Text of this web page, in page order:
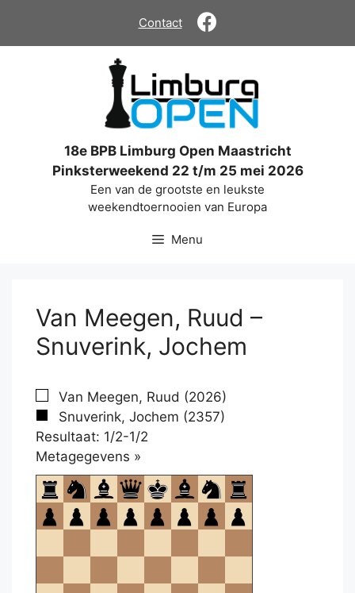
de
Contact
18e BPB Limburg Open Maastricht
Pinksterweekend 22 t/m 25 mei 2026
Een van de grootste en leukste
weekendtoernooien van Europa
Menu
Van Meegen, Ruud –
Snuverink, Jochem
Van Meegen, Ruud (2026)
Snuverink, Jochem (2357)
Resultaat: 1/2-1/2
Metagegevens »
om
te
openen.